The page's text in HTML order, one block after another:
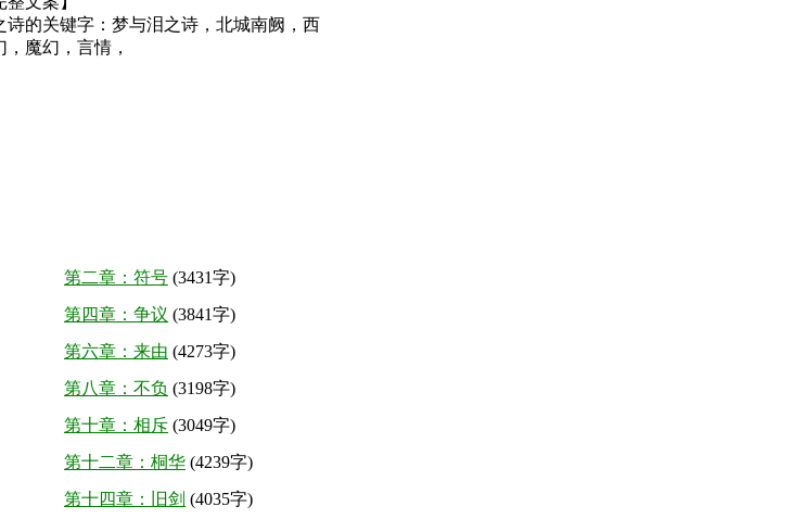
诗的关键字： 梦与泪之诗，北城南阙，西
，魔幻，言情，
第二章：符号 (3431字)
第四章：争议 (3841字)
第六章：来由 (4273字)
第八章：不负 (3198字)
第十章：相斥 (3049字)
第十二章：桐华 (4239字)
第十四章：旧剑 (4035字)